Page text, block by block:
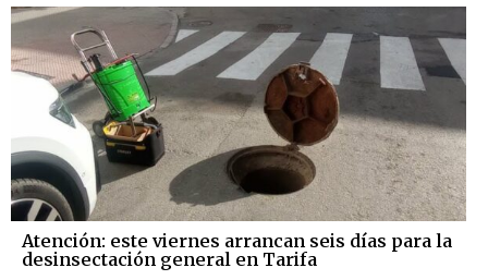
Atención: este viernes arrancan seis días para la
desinsectación general en Tarifa